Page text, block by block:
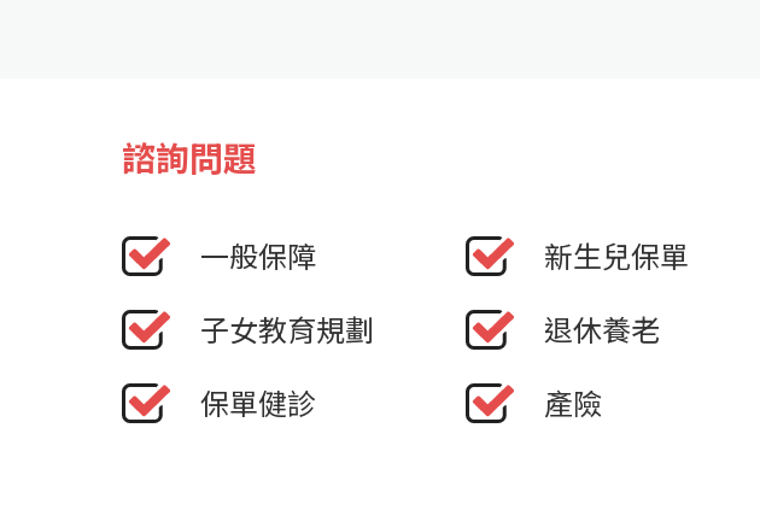
諮詢問題
一般保障
新生兒保單
子女教育規劃
退休養老
保單健診
產險